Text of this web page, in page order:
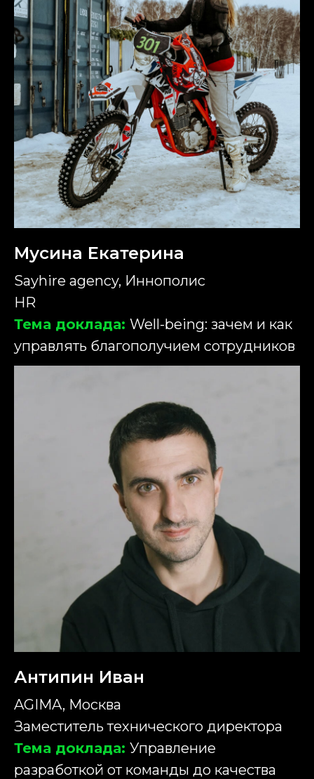
Мусина Екатерина
Sayhire agency, Иннополис
HR
Тема доклада: Well-being: зачем и как
управлять благополучием сотрудников
Антипин Иван
AGIMA, Москва
Заместитель технического директора
Тема доклада: Управление
разработкой от команды до качества